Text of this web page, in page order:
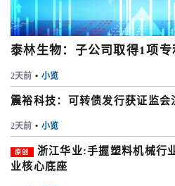
泰林生物：子公司取得1项专
2天前 • 小览
震裕科技：可转债发行获证监会
2天前 • 小览
原创
浙江华业:手握塑料机械行
业核心底座